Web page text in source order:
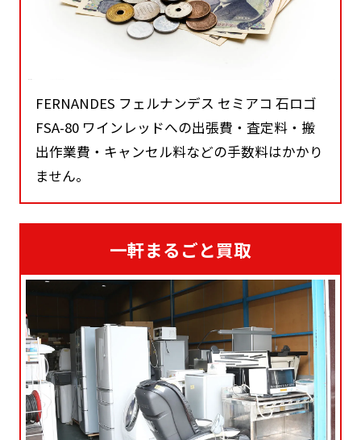
FERNANDES フェルナンデス セミアコ 石ロゴ
FSA-80 ワインレッドへの出張費・査定料・搬
出作業費・キャンセル料などの手数料はかかり
ません。
一軒まるごと買取